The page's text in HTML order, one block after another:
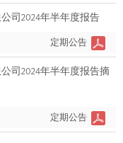
司2024年半年度报告
定期公告
司2024年半年度报告摘
定期公告